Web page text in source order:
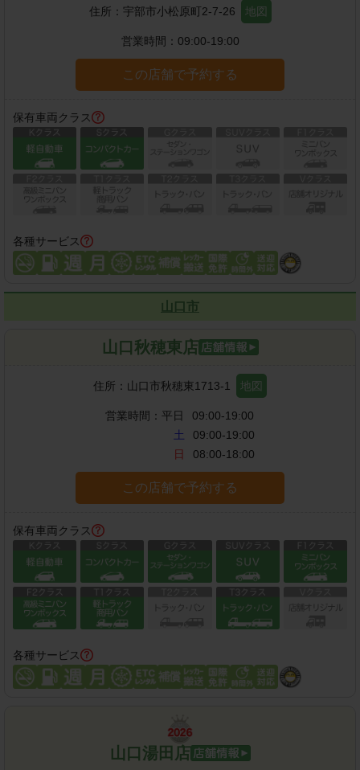
住所： 宇部市小松原町2-7-26 地図
営業時間： 09:00-19:00
この店舗で予約する
保有車両クラス
各種サービス
山口市
山口秋穂東店
住所： 山口市秋穂東1713-1 地図
営業時間： 平日
09:00-19:00
土
09:00-19:00
日
08:00-18:00
この店舗で予約する
保有車両クラス
各種サービス
山口湯田店